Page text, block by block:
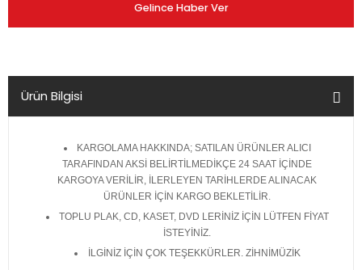
Gelince Haber Ver
Ürün Bilgisi
KARGOLAMA HAKKINDA; SATILAN ÜRÜNLER ALICI
TARAFINDAN AKSİ BELİRTİLMEDİKÇE 24 SAAT İÇİNDE
KARGOYA VERİLİR, İLERLEYEN TARİHLERDE ALINACAK
ÜRÜNLER İÇİN KARGO BEKLETİLİR.
TOPLU PLAK, CD, KASET, DVD LERİNİZ İÇİN LÜTFEN FİYAT
İSTEYİNİZ.
İLGİNİZ İÇİN ÇOK TEŞEKKÜRLER. ZİHNİMÜZİK